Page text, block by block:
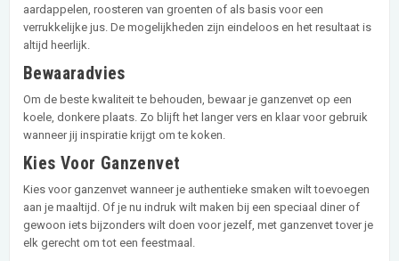
aardappelen, roosteren van groenten of als basis voor een
verrukkelijke jus. De mogelijkheden zijn eindeloos en het resultaat is
altijd heerlijk.
Bewaaradvies
Om de beste kwaliteit te behouden, bewaar je ganzenvet op een
koele, donkere plaats. Zo blijft het langer vers en klaar voor gebruik
wanneer jij inspiratie krijgt om te koken.
Kies Voor Ganzenvet
Kies voor ganzenvet wanneer je authentieke smaken wilt toevoegen
aan je maaltijd. Of je nu indruk wilt maken bij een speciaal diner of
gewoon iets bijzonders wilt doen voor jezelf, met ganzenvet tover je
elk gerecht om tot een feestmaal.